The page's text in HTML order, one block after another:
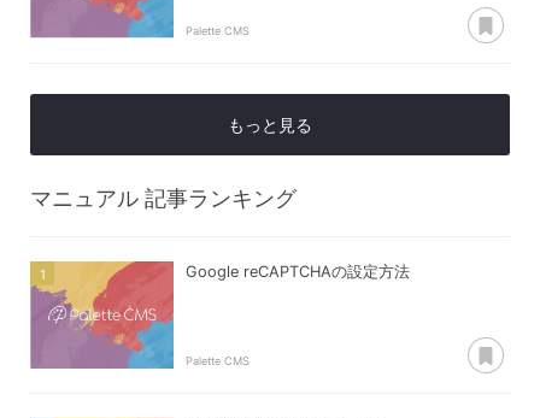
Palette CMS
もっと見る
マニュアル 記事ランキング
Google reCAPTCHAの設定方法
Palette CMS